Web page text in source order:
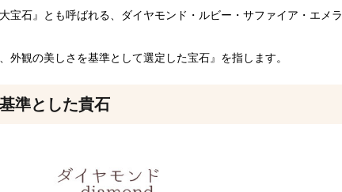
宝石』とも呼ばれる、ダイヤモンド・ルビー・サファイア・エメラ
外観の美しさを基準として選定した宝石』を指します。
準とした貴石